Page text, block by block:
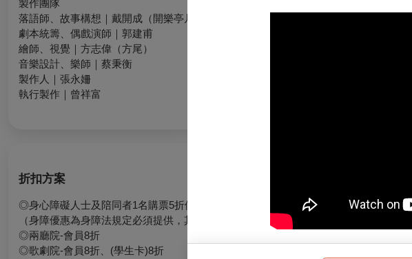
製作團隊
落語師、故事構想｜戴開成（開樂亭凡笑）
劇本統籌、偶戲演師｜郭建甫
繪師、視覺｜方志偉（方尾）
音樂設計、樂師｜蔡秉衡
製作人｜張永姍
執行製作｜曾祥富
折扣方案
◎身心障礙人士及陪同者1名購票5折優待，入場時應出示身心障礙手冊，陪同者與身障
（身障優惠為身障法規定必須提供，其餘請依各主辦單位之需求填寫）
◎兩廳院-會員8折
◎歌劇院-會員8折、(學生卡)8折